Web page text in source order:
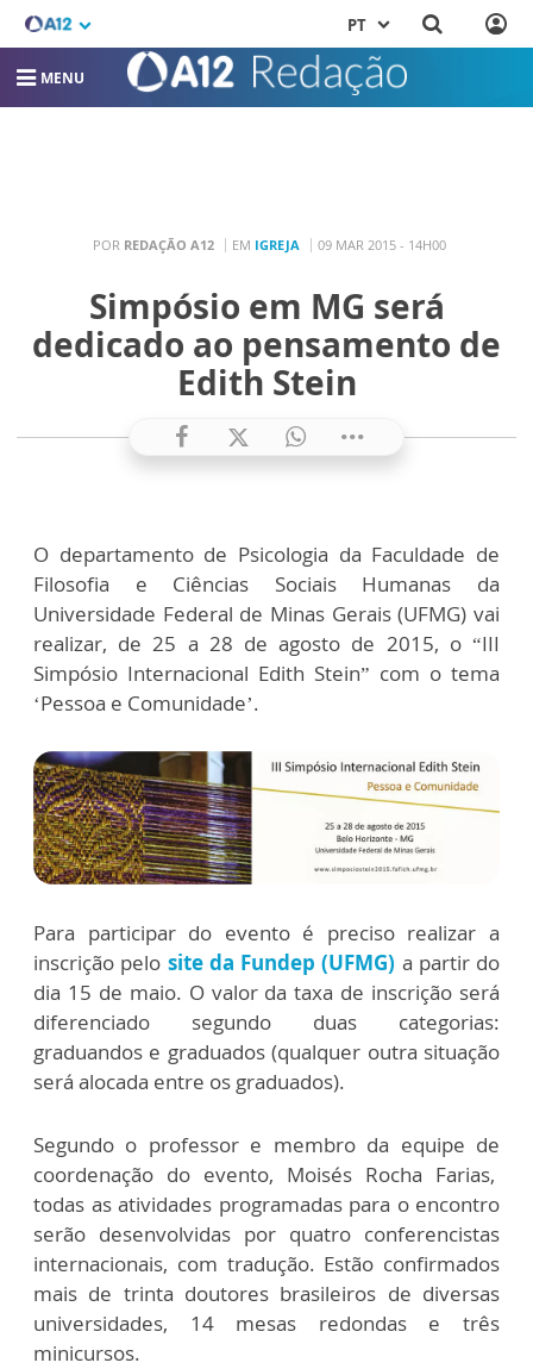
PT
MENU
POR REDAÇÃO A12 EM IGREJA 09 MAR 2015 - 14H00
Simpósio em MG será
dedicado ao pensamento de
Edith Stein
O departamento de Psicologia da Faculdade de
Filosofia e Ciências Sociais Humanas da
Universidade Federal de Minas Gerais (UFMG) vai
realizar, de 25 a 28 de agosto de 2015, o “III
Simpósio Internacional Edith Stein” com o tema
‘Pessoa e Comunidade’.
Para participar do evento é preciso realizar a
inscrição pelo site da Fundep (UFMG) a partir do
dia 15 de maio. O valor da taxa de inscrição será
diferenciado segundo duas categorias:
graduandos e graduados (qualquer outra situação
será alocada entre os graduados).
Segundo o professor e membro da equipe de
coordenação do evento, Moisés Rocha Farias,
todas as atividades programadas para o encontro
serão desenvolvidas por quatro conferencistas
internacionais, com tradução. Estão confirmados
mais de trinta doutores brasileiros de diversas
universidades, 14 mesas redondas e três
minicursos.